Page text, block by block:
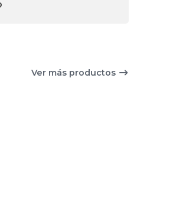
Ver más productos